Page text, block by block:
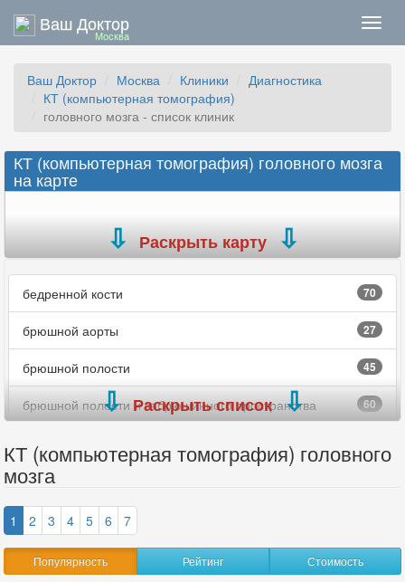
Ваш Доктор
Москва
Ваш Доктор Москва Клиники
Диагностика
КТ (компьютерная томография)
головного мозга - список клиник
КТ (компьютерная томография) головного мозга
на карте
Раскрыть карту
бедренной кости 70
брюшной аорты 27
брюшной полости 45
брюшной полости и забрюшинного пространства 60
верхних конечностей (рук)
виртуальная колоноскопия
височно-нижнечелюстных суставов (ВНЧС)
височных костей 83
Раскрыть список
КТ (компьютерная томография) головного
мозга
1 2 3 4 5 6 7
Популярность Рейтинг Стоимость